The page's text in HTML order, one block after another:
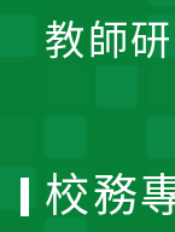
教師
校務